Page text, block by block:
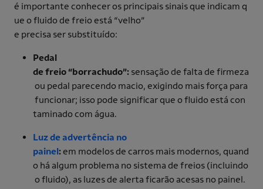
é importante conhecer os principais sinais que indicam q
ue o fluido de freio está “velho”
e precisa ser substituído:
Pedal
de freio “borrachudo”: sensação de falta de firmeza
ou pedal parecendo macio, exigindo mais força para
funcionar; isso pode significar que o fluido está con
taminado com água.
Luz de advertência no
painel:em modelos de carros mais modernos, quand
o há algum problema no sistema de freios (incluindo
o fluido), as luzes de alerta ficarão acesas no painel.